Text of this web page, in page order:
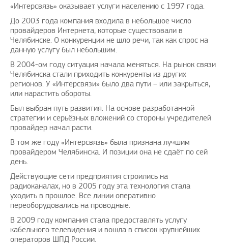
«Интерсвязь» оказывает услуги населению с 1997 года.
До 2003 года компания входила в небольшое число
провайдеров Интернета, которые существовали в
Челябинске. О конкуренции не шло речи, так как спрос на
данную услугу был небольшим.
В 2004-ом году ситуация начала меняться. На рынок связи
Челябинска стали приходить конкуренты из других
регионов. У «Интерсвязи» было два пути – или закрыться,
или нарастить обороты.
Был выбран путь развития. На основе разработанной
стратегии и серьёзных вложений со стороны учредителей
провайдер начал расти.
В том же году «Интерсвязь» была признана лучшим
провайдером Челябинска. И позиции она не сдаёт по сей
день.
Действующие сети предприятия строились на
радиоканалах, но в 2005 году эта технология стала
уходить в прошлое. Все линии оперативно
переоборудовались на проводные.
В 2009 году компания стала предоставлять услугу
кабельного телевидения и вошла в список крупнейших
операторов ШПД России.